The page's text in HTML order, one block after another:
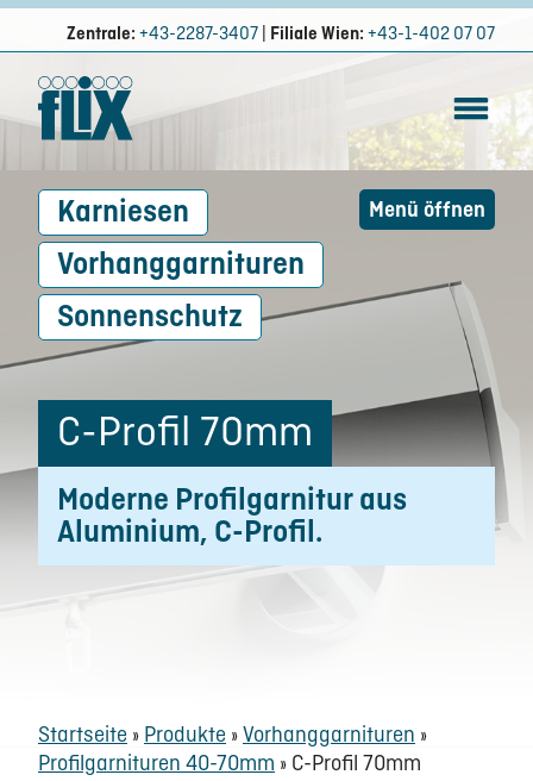
Zentrale: +43-2287-3407 Filiale Wien: +43-1-402 07 07
Menü öffnen
Karniesen
Vorhanggarnituren
Sonnenschutz
C-Profil 70mm
Moderne Profilgarnitur aus
Aluminium, C-Profil.
Startseite »Produkte »Vorhanggarnituren »
Profilgarnituren 40-70mm » C-Profil 70mm